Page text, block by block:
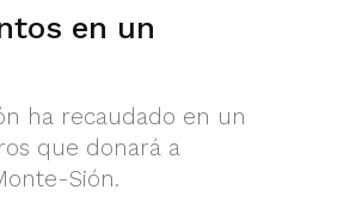
en un
ha recaudado en un
que donará a
Sión.